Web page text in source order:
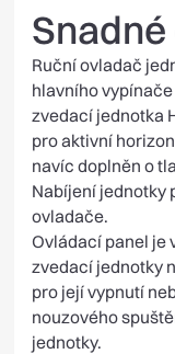
Ruční ovladač
hlavního
zvedací jednotka
pro aktivní
navíc doplněn o
Nabíjení jednotky
ovladače.
Ovládací panel je
zvedací jednotky
pro její vypnutí
nouzového
jednotky.